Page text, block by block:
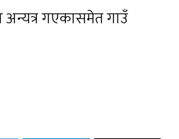
गएकासमेत गाउँ